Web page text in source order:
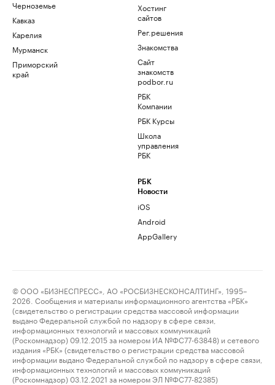
Черноземье
Кавказ
Карелия
Мурманск
Приморский
край
Хостинг
сайтов
Рег.решения
Знакомства
Сайт
знакомств
podbor.ru
РБК
Компании
РБК Курсы
Школа
управления
РБК
РБК
Новости
iOS
Android
AppGallery
© ООО «БИЗНЕСПРЕСС», АО «РОСБИЗНЕСКОНСАЛТИНГ», 1995–
2026. Сообщения и материалы информационного агентства «РБК»
(свидетельство о регистрации средства массовой информации
выдано Федеральной службой по надзору в сфере связи,
информационных технологий и массовых коммуникаций
(Роскомнадзор) 09.12.2015 за номером ИА №ФС77-63848) и сетевого
издания «РБК» (свидетельство о регистрации средства массовой
информации выдано Федеральной службой по надзору в сфере связи,
информационных технологий и массовых коммуникаций
(Роскомнадзор) 03.12.2021 за номером ЭЛ №ФС77-82385)